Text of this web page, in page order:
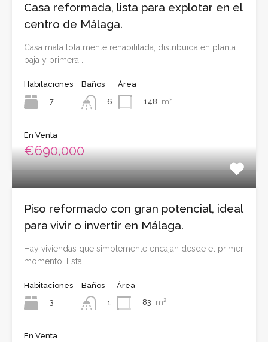
Casa reformada, lista para explotar en el
centro de Málaga.
Casa mata totalmente rehabilitada, distribuida en planta
baja y primera…
Habitaciones
7
Baños
6
Área
148 m²
En Venta
€690,000
Piso reformado con gran potencial, ideal
para vivir o invertir en Málaga.
Hay viviendas que simplemente encajan desde el primer
momento. Esta…
Habitaciones
3
Baños
1
Área
83 m²
En Venta